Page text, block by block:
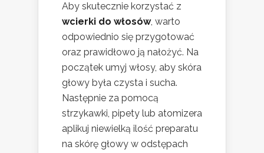
Aby skutecznie korzystać z
wcierki do włosów, warto
odpowiednio się przygotować
oraz prawidłowo ją nałożyć. Na
początek umyj włosy, aby skóra
głowy była czysta i sucha.
Następnie za pomocą
strzykawki, pipety lub atomizera
aplikuj niewielką ilość preparatu
na skórę głowy w odstępach